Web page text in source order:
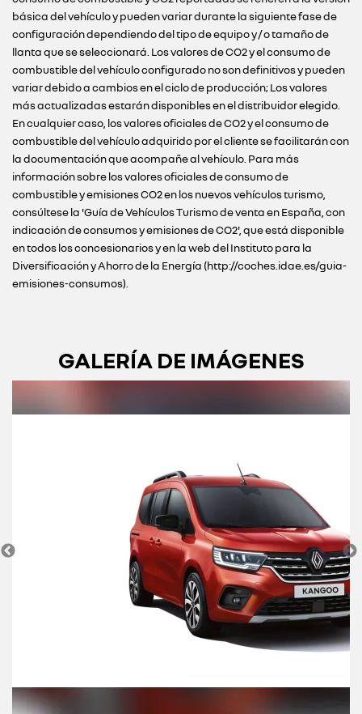
básica del vehículo y pueden variar durante la siguiente fase de
configuración dependiendo del tipo de equipo y / o tamaño de
llanta que se seleccionará. Los valores de CO2 y el consumo de
combustible del vehículo configurado no son definitivos y pueden
variar debido a cambios en el ciclo de producción; Los valores
más actualizadas estarán disponibles en el distribuidor elegido.
En cualquier caso, los valores oficiales de CO2 y el consumo de
combustible del vehículo adquirido por el cliente se facilitarán con
la documentación que acompañe al vehículo. Para más
información sobre los valores oficiales de consumo de
combustible y emisiones CO2 en los nuevos vehículos turismo,
consúltese la 'Guía de Vehículos Turismo de venta en España, con
indicación de consumos y emisiones de CO2', que está disponible
en todos los concesionarios y en la web del Instituto para la
Diversificación y Ahorro de la Energía (http://coches.idae.es/guia-
emisiones-consumos).
GALERÍA DE IMÁGENES